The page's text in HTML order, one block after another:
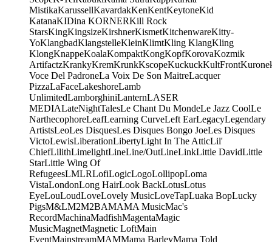
MistikaKarussellKavardakKenKentKeytoneKid
KatanaKIDina KORNERKill Rock
StarsKingKingsizeKirshnerKismetKitchenwareKitty-
YoKlangbadKlangstelleKleinKlimtKling KlangKling
KlongKnappeKoalaKompaktKongKopfKorovaKozmik
ArtifactzKrankyKremKrunkKscopeKuckuckKultFront
Voce Del PadroneLa Voix De Son MaitreLacquer
PizzaLaFaceLakeshoreLamb
UnlimitedLamborghiniLanternLASER
MEDIALateNightTalesLe Chant Du MondeLe Jazz CoolLe
NarthecophoreLeafLearning CurveLeft EarLegacyLegendary
ArtistsLeoLes DisquesLes Disques Bongo JoeLes Disques
VictoLewisLiberationLibertyLight In The AtticLil'
ChiefLilithLimelightLineLine/OutLineLinkLittle DavidLittle
StarLittle Wing Of
RefugeesLMLRLofiLogicLogoLollipopLoma
VistaLondonLong HairLook BackLotusLotus
EyeLouLoudLoveLovely MusicLoveTapLuaka BopLucky
PigsM&LM2M2BAMAMA MusicMac's
RecordMachinaMadfishMagentaMagic
MusicMagnetMagnetic LoftMain
EventMainstreamMAMMama BarleyMama Told